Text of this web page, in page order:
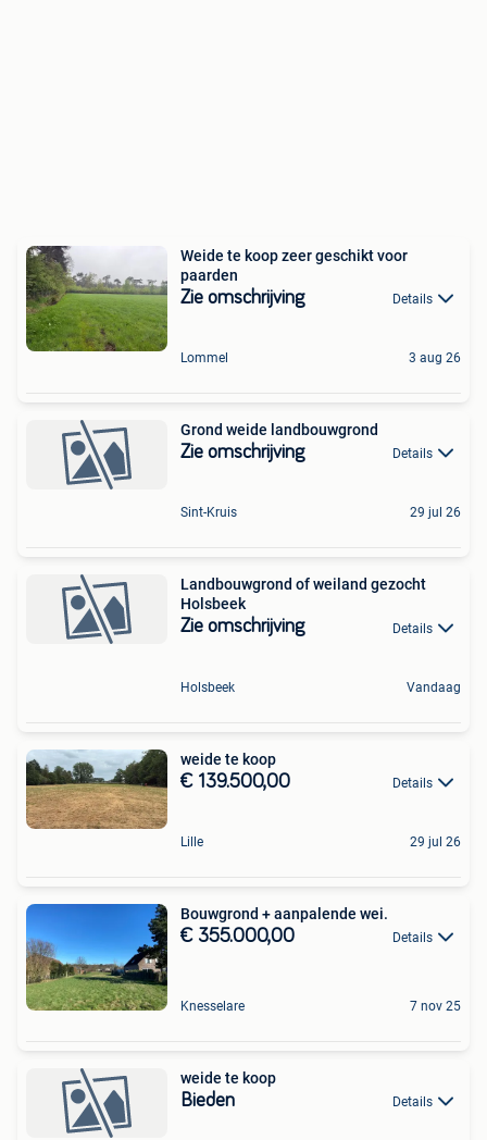
Weide te koop zeer geschikt voor
paarden
Zie omschrijving Details
Lommel 3 aug 26
Grond weide landbouwgrond
Zie omschrijving Details
Sint-Kruis 29 jul 26
Landbouwgrond of weiland gezocht
Holsbeek
Zie omschrijving Details
Holsbeek Vandaag
weide te koop
€ 139.500,00 Details
Lille 29 jul 26
Bouwgrond + aanpalende wei.
€ 355.000,00 Details
Knesselare 7 nov 25
weide te koop
Bieden Details